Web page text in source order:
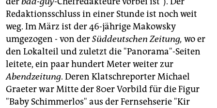
genossenschaft
epaper login
Redaktionsschluss in einer Stunde ist noch weit
weg. Im März ist der 46-jährige Makowsky
umgezogen - von derSüddeutschen Zeitung, wo er
den Lokalteil und zuletzt die "Panorama"-Seiten
leitete, ein paar hundert Meter weiter zur
Abendzeitung. Deren Klatschreporter Michael
Graeter war Mitte der 80er Vorbild für die Figur
"Baby Schimmerlos" aus der Fernsehserie "Kir